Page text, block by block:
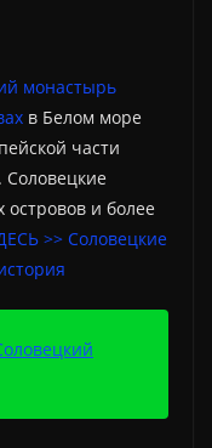
монастырь
в Белом море
части
Соловецкие
островов и более
>> Соловецкие